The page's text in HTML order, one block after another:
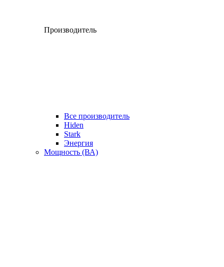
Производитель
Все производитель
Hiden
Stark
Энергия
Мощность (ВА)